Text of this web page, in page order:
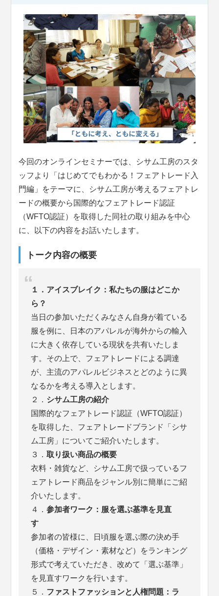
今回のオンラインセミナーでは、シサム工房のスタ
ッフより「はじめてでもわかる！フェアトレード入
門編」をテーマに、シサム工房が考えるフェアトレ
ードの概要から国際的なフェアトレード認証
（WFTO認証）を取得した同社の取り組みを中心
に、以下の内容をお話いたします。
トーク内容の概要
１．アイスブレイク：私たちの服はどこか
ら？
当日の参加いただくみなさん自身が着ている
服を例に、日本のアパレルが海外からの輸入
に大きく依存している現状を共有いたしま
す。その上で、フェアトレードによる調達
が、主流のアパレルビジネスとどのように異
なるかを考える導入とします。
２． シサム工房の紹介
国際的なフェアトレード認証（WFTO認証）
を取得した、フェアトレードブランド「シサ
ム工房」についてご紹介いたします。
３．取り扱い商品の概要
衣料・雑貨など、シサム工房で扱っているフ
ェアトレード商品をジャンル別に簡単にご紹
介いたします。
４．参加者ワーク：服を選ぶ基準を見直
す
参加者の皆様に、日頃服を選ぶ際の決め手
（価格・デザイン・素材など）をランキング
形式で考えていただき、改めて「選ぶ基準」
を見直すワークを行います。
５． ファストファッションと人権問題：ラ